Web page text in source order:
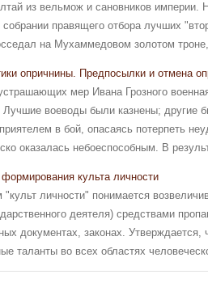
из вельмож и сановников империи.
правящего отбора лучших
на Мухаммедовом золотом
опричнины. Предпосылки и отмена
мер Ивана Грозного
воеводы были казнены; другие
в бой, опасаясь потерпеть
оказалась небоеспособным. В
культа личности
личности" понимается
деятеля) средствами
документах, законах. Утверждается,
таланты во всех областях